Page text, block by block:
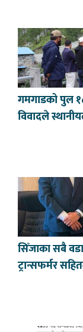
गमगाडको पुल
विवादले
सिँजाका सबै
ट्रान्सफर्मर